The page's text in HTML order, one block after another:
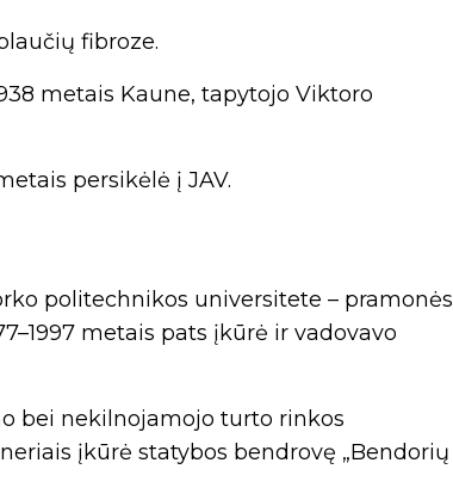
fibroze.
metais Kaune, tapytojo Viktoro
persikėlė į JAV.
politechnikos universitete – pramonės
metais pats įkūrė ir vadovavo
bei nekilnojamojo turto rinkos
įkūrė statybos bendrovę „Bendorių